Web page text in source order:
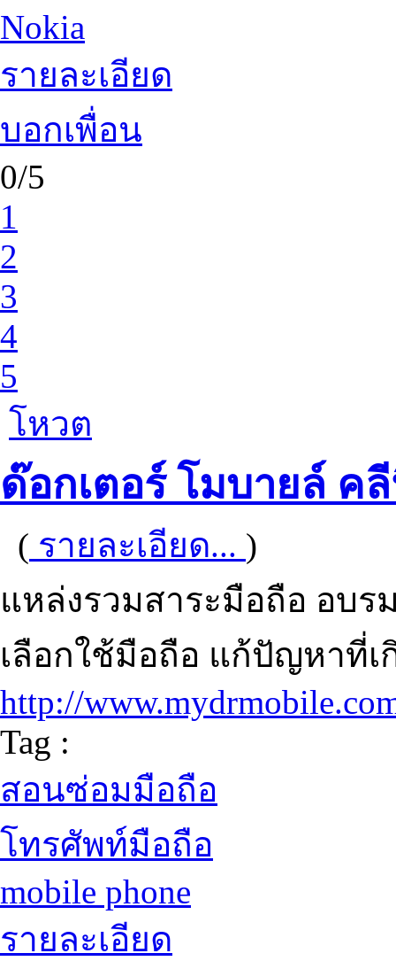
Nokia
รายละเอียด
บอกเพื่อน
0/5
1
2
3
4
5
โหวต
ด๊อกเตอร์ โมบายล์ ค
( รายละเอียด... )
แหล่งรวมสาระมือถือ อบ
เลือกใช้มือถือ แก้ปัญหาที่
http://
Tag :
สอนซ่อมมือถือ
โทรศัพท์มือถือ
mobile phone
รายละเอียด